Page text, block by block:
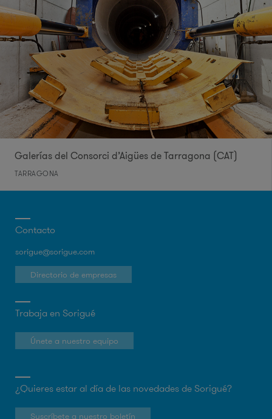
Galerías del Consorci d’Aigües de Tarragona (CAT)
TARRAGONA
Contacto
sorigue@sorigue.com
Directorio de empresas
Trabaja en Sorigué
Únete a nuestro equipo
¿Quieres estar al día de las novedades de Sorigué?
Suscríbete a nuestro boletín